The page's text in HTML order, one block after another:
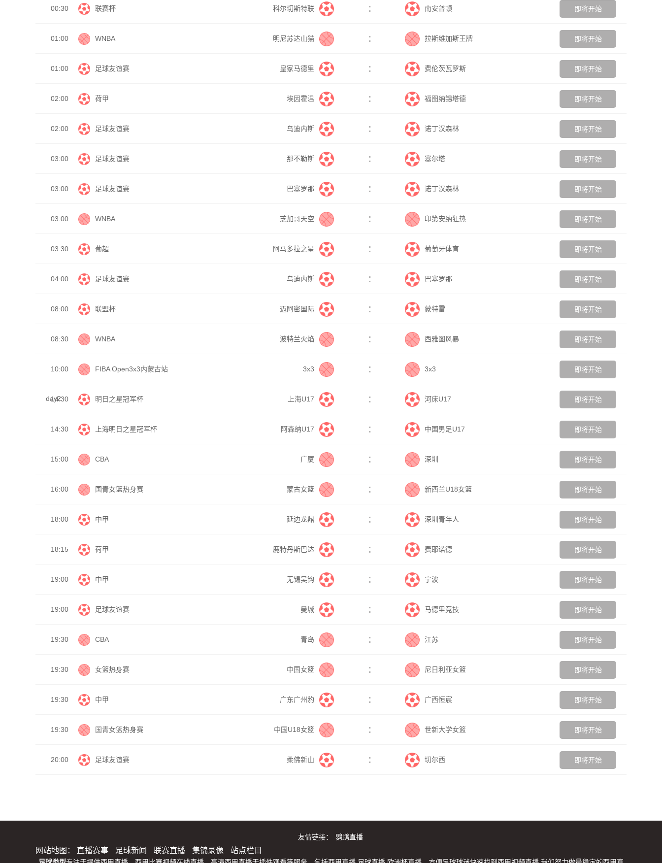
00:30 联赛杯 科尔切斯特联 : 南安普顿 即将开始
01:00 WNBA 明尼苏达山猫 : 拉斯维加斯王牌 即将开始
01:00 足球友谊赛 皇家马德里 : 费伦茨瓦罗斯 即将开始
02:00 荷甲 埃因霍温 : 福图纳锡塔德 即将开始
02:00 足球友谊赛 乌迪内斯 : 诺丁汉森林 即将开始
03:00 足球友谊赛 那不勒斯 : 塞尔塔 即将开始
03:00 足球友谊赛 巴塞罗那 : 诺丁汉森林 即将开始
03:00 WNBA 芝加哥天空 : 印第安纳狂热 即将开始
03:30 葡超 阿马多拉之星 : 葡萄牙体育 即将开始
04:00 足球友谊赛 乌迪内斯 : 巴塞罗那 即将开始
08:00 联盟杯 迈阿密国际 : 蒙特雷 即将开始
08:30 WNBA 波特兰火焰 : 西雅图风暴 即将开始
10:00 FIBA Open3x3内蒙古站
day2
3x3 : 3x3 即将开始
14:30 明日之星冠军杯 上海U17 : 河床U17 即将开始
14:30 上海明日之星冠军杯 阿森纳U17 : 中国男足U17 即将开始
15:00 CBA 广厦 : 深圳 即将开始
16:00 国青女篮热身赛 蒙古女篮 : 新西兰U18女篮 即将开始
18:00 中甲 延边龙鼎 : 深圳青年人 即将开始
18:15 荷甲 鹿特丹斯巴达 : 费耶诺德 即将开始
19:00 中甲 无锡吴钩 : 宁波 即将开始
19:00 足球友谊赛 曼城 : 马德里竞技 即将开始
19:30 CBA 青岛 : 江苏 即将开始
19:30 女篮热身赛 中国女篮 : 尼日利亚女篮 即将开始
19:30 中甲 广东广州豹 : 广西恒宸 即将开始
19:30 国青女篮热身赛 中国U18女篮 : 世新大学女篮 即将开始
20:00 足球友谊赛 柔佛新山 : 切尔西 即将开始
友情链接： 鹦鹉直播
网站地图： 直播赛事 足球新闻 联赛直播 集锦录像 站点栏目